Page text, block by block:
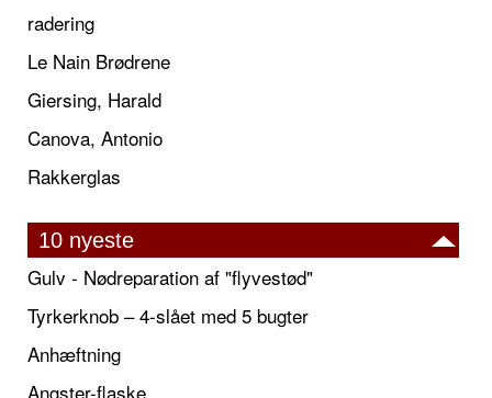
radering
Le Nain Brødrene
Giersing, Harald
Canova, Antonio
Rakkerglas
10 nyeste
Gulv - Nødreparation af "flyvestød"
Tyrkerknob – 4-slået med 5 bugter
Anhæftning
Angster-flaske